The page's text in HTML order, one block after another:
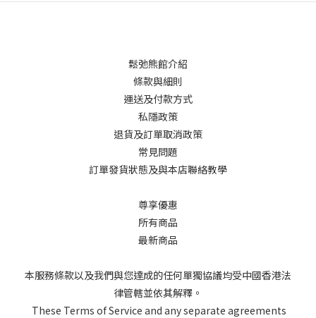
鬆弛熊館介紹
條款與細則
運送及付款方式
私隱政策
退貨及訂單取消政策
常見問題
訂單發貨狀態及與本店聯絡教學
尊享優惠
所有商品
最新商品
本服務條款以及我們與您達成的任何單獨協議均受中國香港法
律管轄並依其解釋。
These Terms of Service and any separate agreements